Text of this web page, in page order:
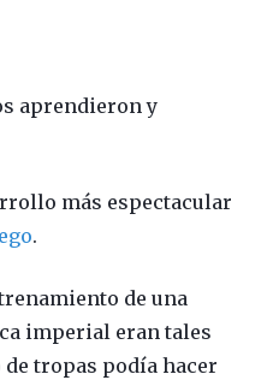
aprendieron y
más espectacular
.
de una
imperial eran tales
tropas podía hacer